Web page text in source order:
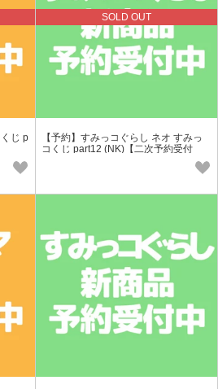
じ p
SOLD OUT
【予約】すみっコぐらし ネオ すみっ
コくじ part12 (NK)【二次予約受付